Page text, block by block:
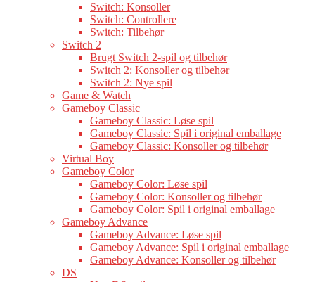
Switch: Konsoller
Switch: Controllere
Switch: Tilbehør
Switch 2
Brugt Switch 2-spil og tilbehør
Switch 2: Konsoller og tilbehør
Switch 2: Nye spil
Game & Watch
Gameboy Classic
Gameboy Classic: Løse spil
Gameboy Classic: Spil i original emballage
Gameboy Classic: Konsoller og tilbehør
Virtual Boy
Gameboy Color
Gameboy Color: Løse spil
Gameboy Color: Konsoller og tilbehør
Gameboy Color: Spil i original emballage
Gameboy Advance
Gameboy Advance: Løse spil
Gameboy Advance: Spil i original emballage
Gameboy Advance: Konsoller og tilbehør
DS